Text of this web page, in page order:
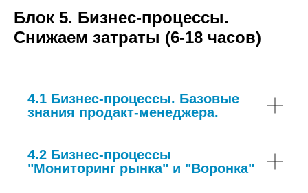
Блок 5. Бизнес-процессы.
Снижаем затраты (6-18 часов)
4.1 Бизнес-процессы. Базовые
знания продакт-менеджера.
4.2 Бизнес-процессы
"Мониторинг рынка" и "Воронка"